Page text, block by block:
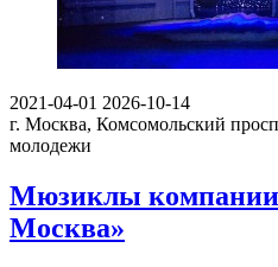
2021-04-01 2026-10-14
г. Москва, Комсомольский
молодежи
Мюзиклы компании
Москва»